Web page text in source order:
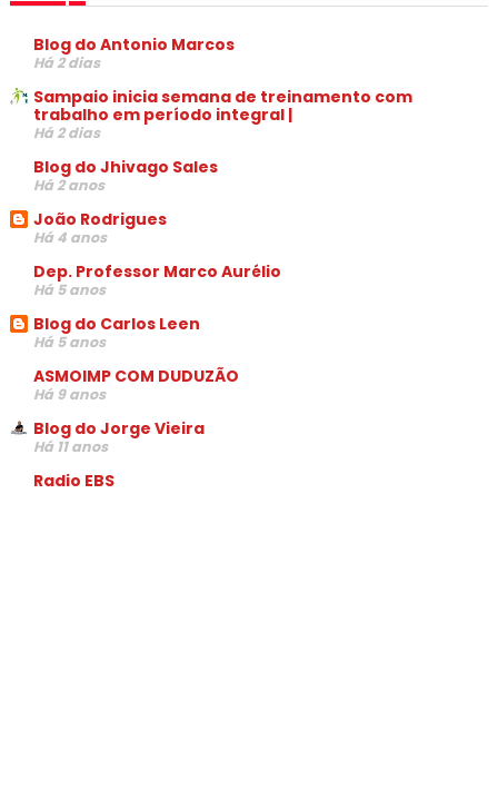
Blog do Antonio Marcos
Há 2 dias
Sampaio inicia semana de treinamento com
trabalho em período integral |
Há 2 dias
Blog do Jhivago Sales
Há 2 anos
João Rodrigues
Há 4 anos
Dep. Professor Marco Aurélio
Há 5 anos
Blog do Carlos Leen
Há 5 anos
ASMOIMP COM DUDUZÃO
Há 9 anos
Blog do Jorge Vieira
Há 11 anos
Radio EBS